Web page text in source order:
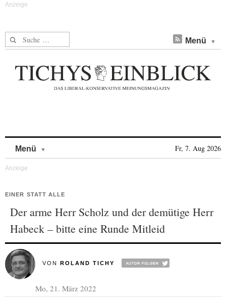
Suche nach: Menü
Menü Fr, 7. Aug 2026
EINER STATT ALLE
Der arme Herr Scholz und der demütige Herr
Habeck – bitte eine Runde Mitleid
VON ROLAND TICHY
Mo, 21. März 2022